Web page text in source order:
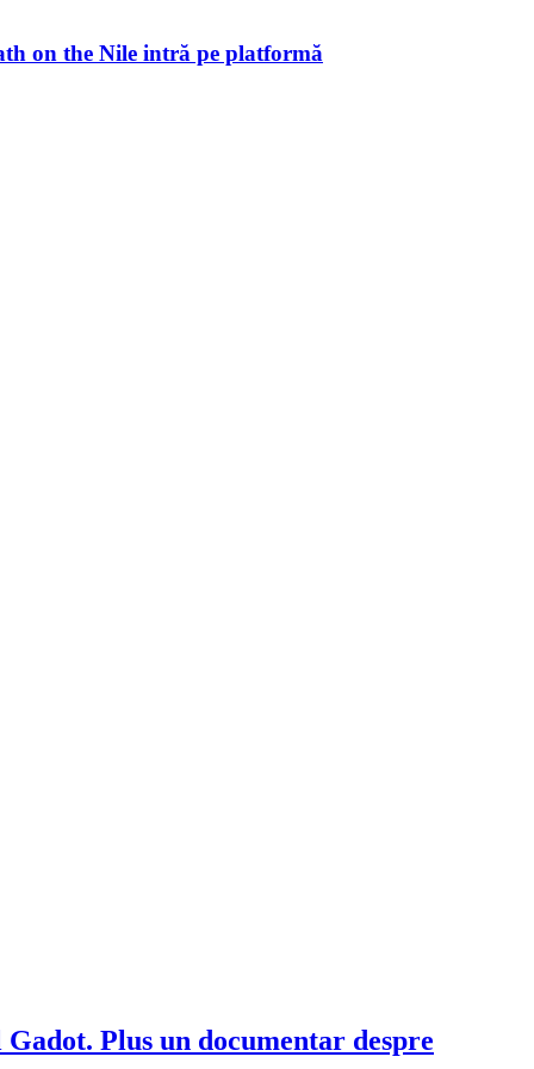
on the Nile intră pe platformă
Plus un documentar despre